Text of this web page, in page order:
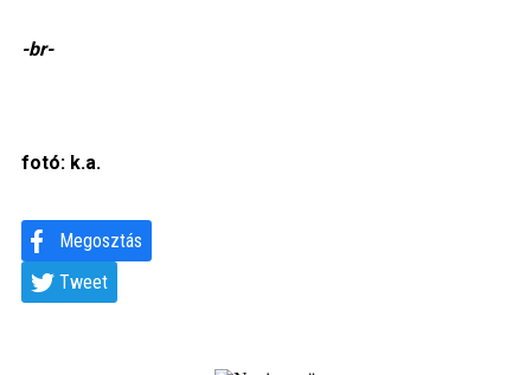
-br-
fotó: k.a.
Megosztás
Tweet